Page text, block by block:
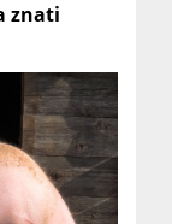
znati